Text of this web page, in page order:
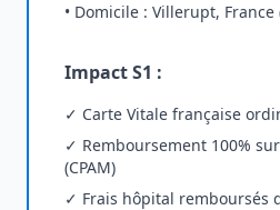
• Domicile : Villerupt, France
Impact S1 :
✓ Carte Vitale française
✓ Remboursement 100%
(CPAM)
✓ Frais hôpital remboursés